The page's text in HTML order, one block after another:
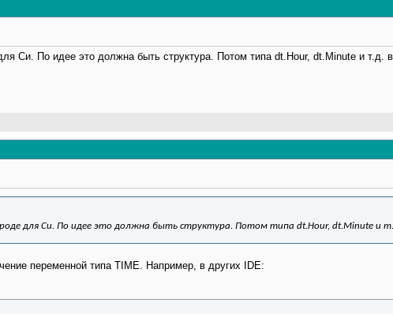
Cи. По идее это должна быть структура. Потом типа dt.Hour, dt.Minute и т.д.
для Cи. По идее это должна быть структура. Потом типа dt.Hour, dt.Minute и
переменной типа TIME. Например, в других IDE: